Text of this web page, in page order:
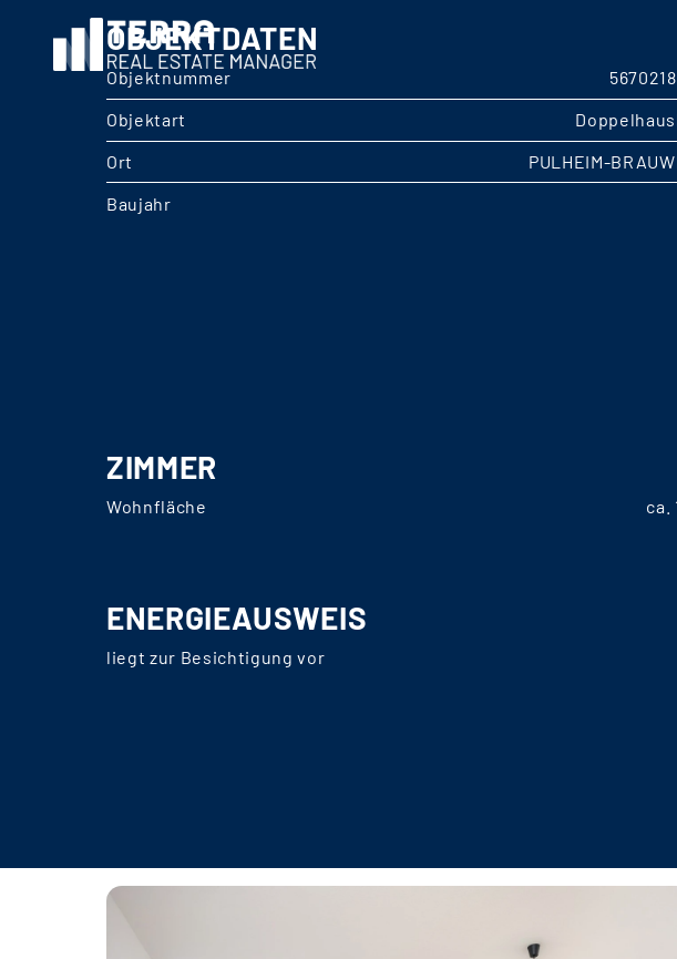
OBJEKTDATEN
Objektnummer
Objektart
Ort
PULHEIM-
Baujahr
ZIMMER
Wohnfläche ca.
ENERGIEAUSWEIS
liegt zur Besichtigung vor